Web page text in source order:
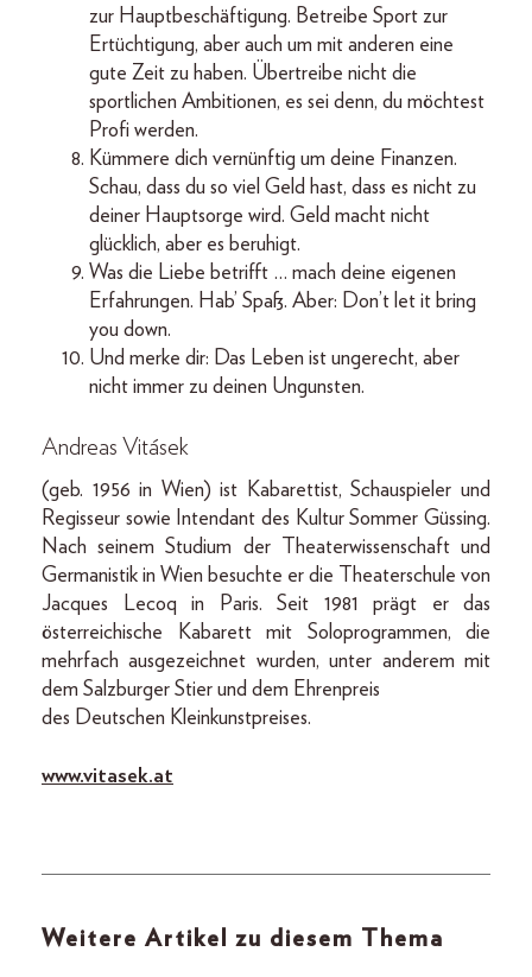
zur Hauptbeschäftigung. Betreibe Sport zur
Ertüchtigung, aber auch um mit anderen eine
gute Zeit zu haben. Übertreibe nicht die
sportlichen Ambitionen, es sei denn, du möchtest
Profi werden.
Kümmere dich vernünftig um deine Finanzen.
Schau, dass du so viel Geld hast, dass es nicht zu
deiner Haupt­sorge wird. Geld macht nicht
glücklich, aber es beruhigt.
Was die Liebe betrifft … mach deine eigenen
Erfahrungen. Hab’ Spaß. Aber: Don’t let it bring
you down.
Und merke dir: Das Leben ist ungerecht, aber
nicht immer zu deinen Ungunsten.
Andreas Vitásek
(geb. 1956 in Wien) ist Kabarettist, Schauspieler und
Regisseur sowie Intendant des Kultur Sommer Güssing.
Nach seinem Studium der Theaterwissenschaft und
Germanistik in Wien besuchte er die Theaterschule von
Jacques Lecoq in Paris. Seit 1981 prägt er das
österreichische Kabarett mit Soloprogrammen, die
mehrfach ausgezeichnet wurden, unter anderem mit
dem Salzburger Stier und dem Ehrenpreis
des Deutschen Kleinkunstpreises.
www.vitasek.at
Weitere Artikel zu diesem Thema